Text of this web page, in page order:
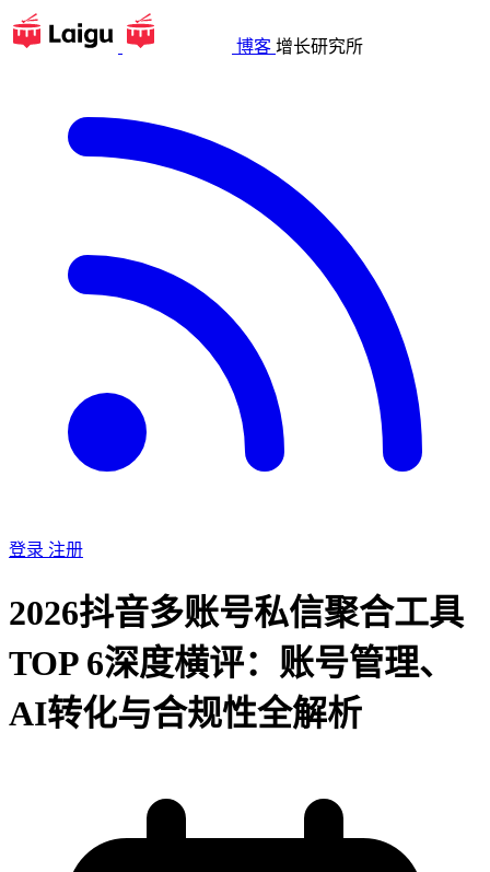
博客 增长研究所
登录 注册
2026抖音多账号私信聚合工具
TOP 6深度横评：账号管理、
AI转化与合规性全解析